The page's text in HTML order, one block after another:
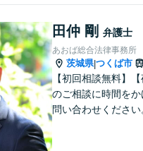
田仲 剛 弁護士
あおば総合法律事務所
茨城県|つくば市
【初回相談無料】
のご相談に時間を
問い合わせください